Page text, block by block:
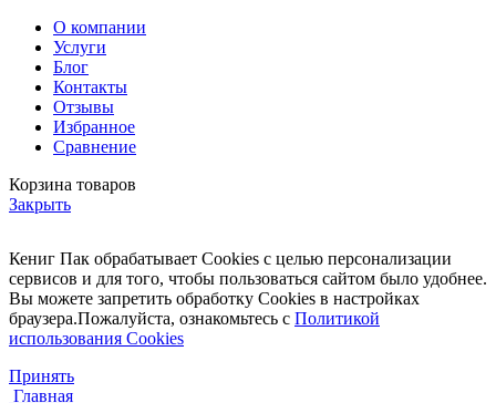
О компании
Услуги
Блог
Контакты
Отзывы
Избранное
Сравнение
Корзина товаров
Закрыть
Кениг Пак обрабатывает Cookies с целью персонализации
сервисов и для того, чтобы пользоваться сайтом было удобнее.
Вы можете запретить обработку Cookies в настройках
браузера.Пожалуйста, ознакомьтесь с Политикой
использования Cookies
Принять
Главная